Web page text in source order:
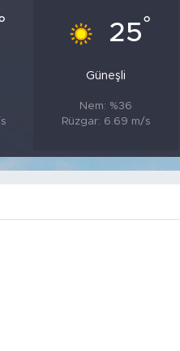
25°
Güneşli
Nem: %36
Rüzgar: 6.69 m/s